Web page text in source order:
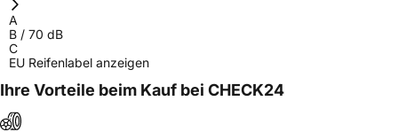
A
B / 70 dB
C
EU Reifenlabel anzeigen
Ihre Vorteile beim Kauf bei CHECK24